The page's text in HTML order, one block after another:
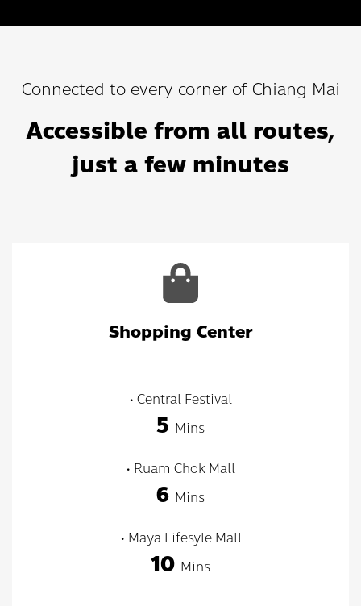
Connected to every corner of Chiang Mai
Accessible from all routes,
just a few minutes
Shopping Center
• Central Festival
5 Mins
• Ruam Chok Mall
6 Mins
• Maya Lifesyle Mall
10 Mins